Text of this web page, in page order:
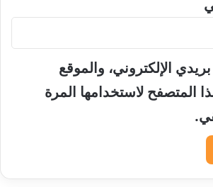
الإلكتروني، والموقع
المتصفح لاستخدامها المرة